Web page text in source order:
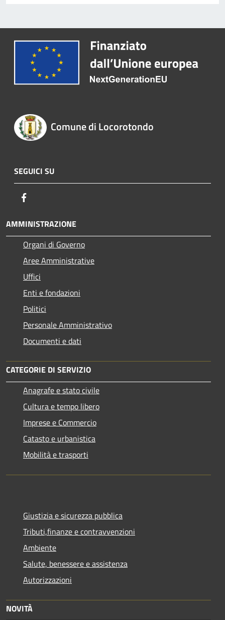
Comune di Locorotondo
SEGUICI SU
AMMINISTRAZIONE
Organi di Governo
Aree Amministrative
Uffici
Enti e fondazioni
Politici
Personale Amministrativo
Documenti e dati
CATEGORIE DI SERVIZIO
Anagrafe e stato civile
Cultura e tempo libero
Imprese e Commercio
Catasto e urbanistica
Mobilità e trasporti
Giustizia e sicurezza pubblica
Tributi,finanze e contravvenzioni
Ambiente
Salute, benessere e assistenza
Autorizzazioni
NOVITÀ